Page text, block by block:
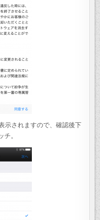
示されますので、確認後下
チ。